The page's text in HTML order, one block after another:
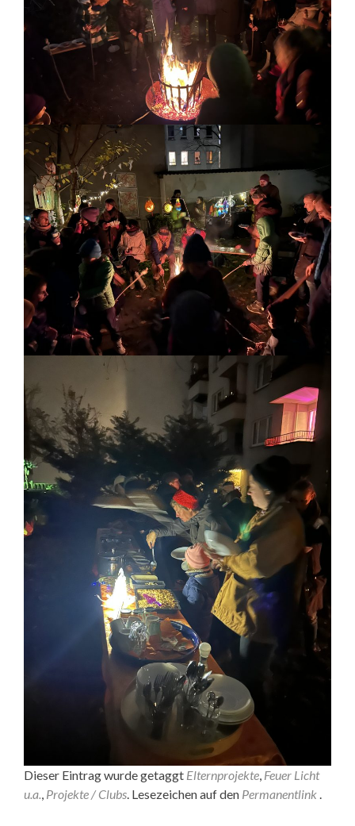
Dieser Eintrag wurde getaggt Elternprojekte, Feuer Licht
u.a., Projekte / Clubs. Lesezeichen auf den Permanentlink .